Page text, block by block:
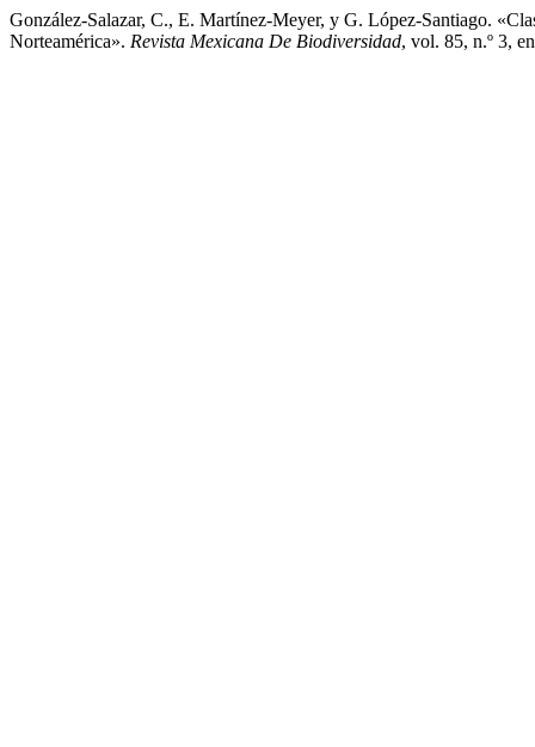
González-Salazar, C., E. Martínez-Meyer, y G. López-Santiago.
Norteamérica». Revista Mexicana De Biodiversidad, vol. 85, n.º 3,